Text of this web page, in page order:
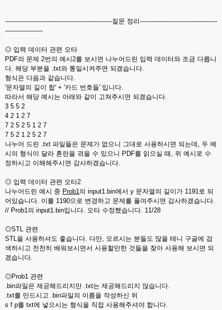
------------------------------------------------------질문 정리---------------------------------------
-------------------
◎ 입력 데이터 관련 오타
PDF의 문제 2번의 예시2를 보시면 나누어드린 입력 데이터와 조금 다릅니
다. 해당 부분을 .txt와 통일시켜주면 되겠습니다.
형식은 다음과 같습니다.
'문자열의 길이 합' + '카드 번호들' 입니다.
따라서 해당 예시는 아래와 같이 고쳐주시면 되겠습니다.
3 5 5 2
4 2 1 2 7
7 2 5 2 5 1 2 7
7 5 2 1 2 5 2 7
나누어 드린 .txt 파일들은 문제가 없으니 그대로 사용하시면 되는데, 두 예
시의 형식이 달라 혼란을 겪을 수 있으니 PDF를 읽으실 때, 위 예시로 수
정하시고 이해해주시면 감사하겠습니다.
◎ 입력 데이터 관련 오타2
나누어드린 예시 중 Prob1의 input1.bin에서 y 문자열의 길이가 1191로 되
어있습니다. 이를 1190으로 변경하고 문제를 풀여주시면 감사하겠습니다.
// Prob1의 input1.bin입니다. 오타 수정했습니다. 11/28
◎STL 관련
STL을 사용하셔도 좋습니다. 다만, 모르시는 분들도 많을 테니 구글에 검
색하시고 천천히 배워보시면서 사용할만한 것들을 찾아 사용해 보시면 되
겠습니다.
◎Prob1 관련
.bin파일은 제공해드리지만 .txt는 제공해드리지 않습니다.
.txt를 만드시고 .bin파일의 이름을 작성하신 뒤
s f p를 txt에 넣으시는 형식을 직접 사용해주셔야 합니다.